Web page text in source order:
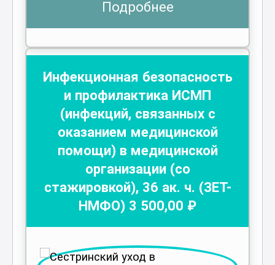
Подробнее
Инфекционная безопасность
и профилактика ИСМП
(инфекций, связанных с
оказанием медицинской
помощи) в медицинской
организации (со
стажировкой), 36 ак. ч. (ЗЕТ-
НМФО) 3 500,00 ₽